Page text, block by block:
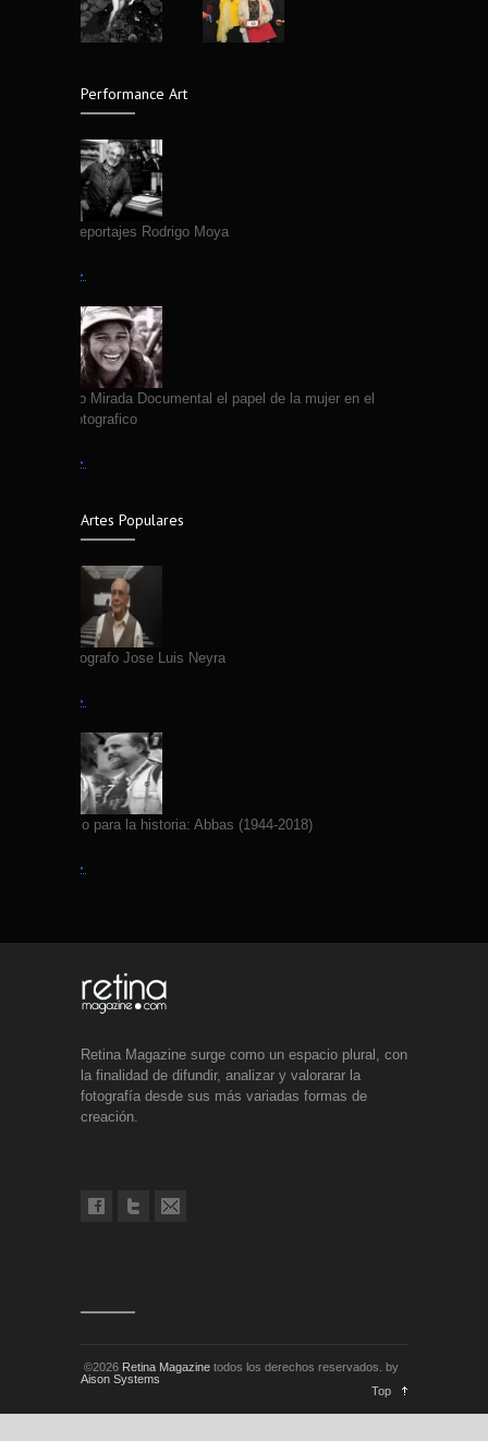
El lenguaje silencioso del cuerpo,
7 years ago
Performance Art
Primeros Reportajes Rodrigo Moya
Leer más →
VII Coloquio Mirada Documental el papel de la mujer en el
quehacer fotografico
Leer más →
Artes Populares
Fallece Fotografo Jose Luis Neyra
Leer más →
Yo fotografío para la historia: Abbas (1944-2018)
Leer más →
Retina Magazine surge como un espacio plural, con
la finalidad de difundir, analizar y valorarar la
fotografía desde sus más variadas formas de
creación.
©2026 Retina Magazine todos los derechos reservados. by
Aison Systems
Top